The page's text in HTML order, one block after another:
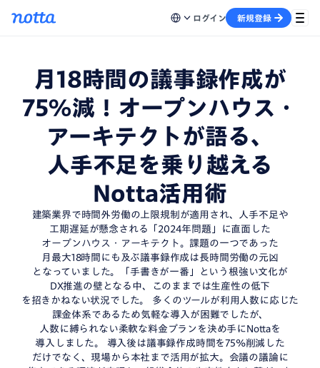
ログイン 新規登録
月18時間 の議事録作成が
75%減！ オープンハウス・
アーキテクトが語る、
人手不足 を乗り越える
Notta活用術
建築業界で 時間外労働の上限規制が適用され、
人手不足や
工期遅延が懸念される 「2024年問題」
に直面した
オープンハウス・アーキテクト。課題の一つであった
月最大18時間 にも 及ぶ議事録作成は長時間労働の元凶
となっていました。
「手書きが一番」 という根強い文化が
DX推進の壁 となる中、 このままでは生産性の低下
を招きかねない状況でした。 多くの ツールが利用人数 に応じた
課金体系であるため気軽な導入が困難でしたが、
人数に縛られない柔軟な料金プラン を 決め手に Nottaを
導入しました。
導入後は議事録作成時間 を75%削減した
だけでなく、現場から 本社まで活用が拡大。 会議の議論に